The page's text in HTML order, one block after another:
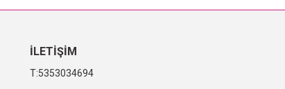
İLETİŞİM
5353034694